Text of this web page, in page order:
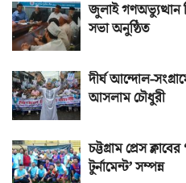
জুলাই গণঅভ্যুত্থান
সভা অনুষ্ঠিত
দীর্ঘ আন্দোল-
আসলাম চৌধুরী
চট্টগ্রাম প্রেস
টুর্নামেন্ট’ সম্পন্ন